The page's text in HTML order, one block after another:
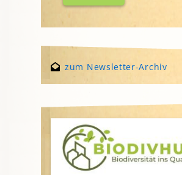
zum Newsletter-Archiv